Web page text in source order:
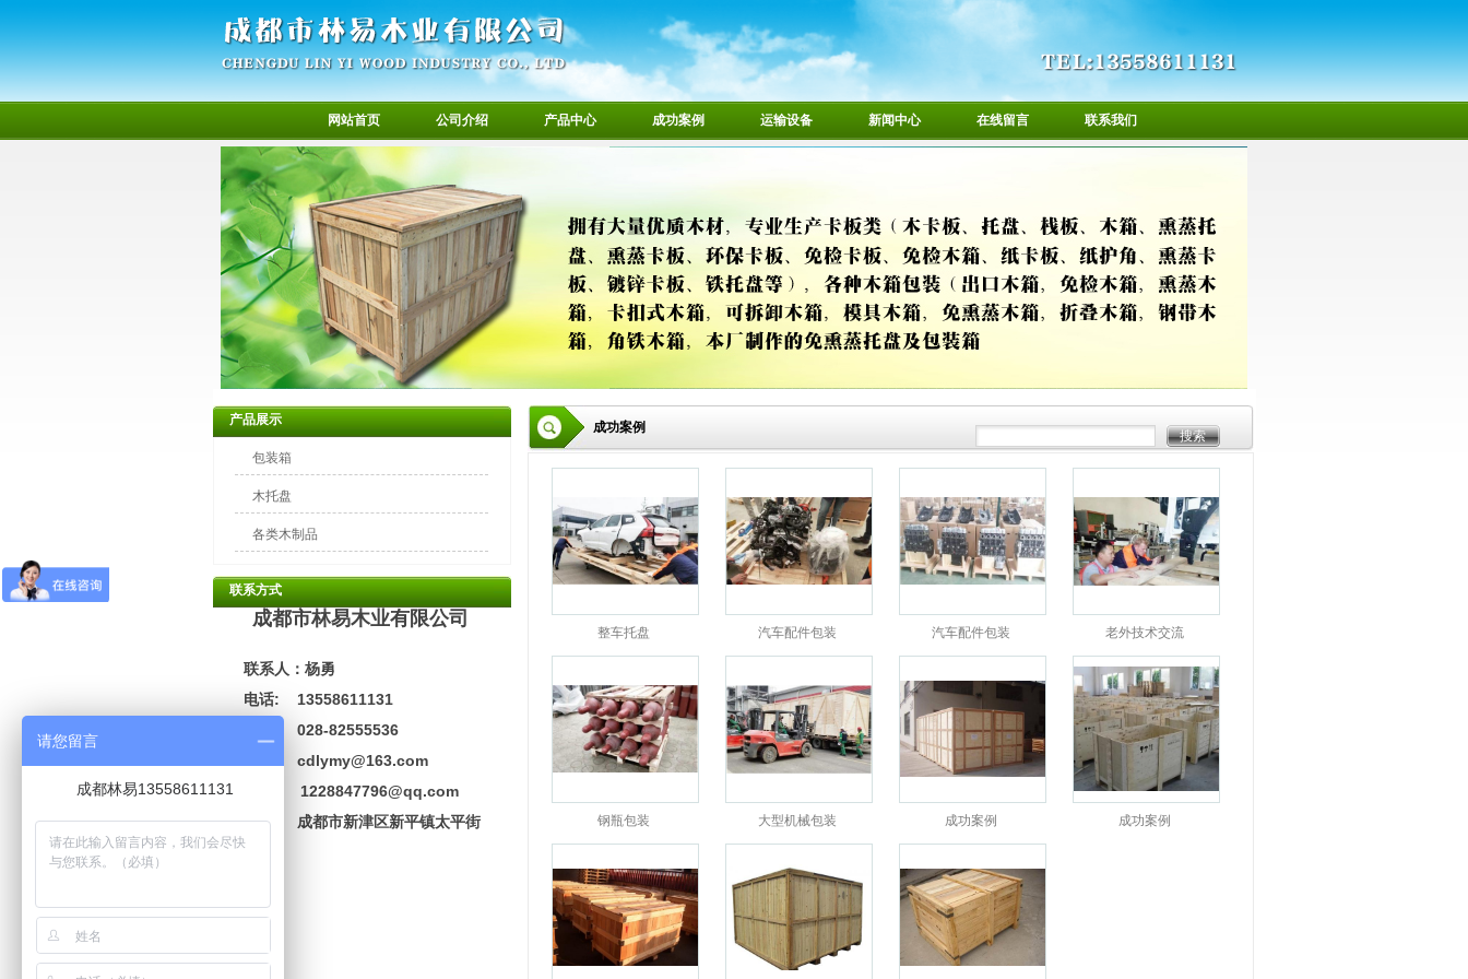
网站首页 公司介绍 产品中心 成功案例 运输设备 新闻中心 在线留言 联系我们
产品展示
包装箱
木托盘
各类木制品
联系方式
成都市林易木业有限公司
联系人：杨勇
电话: 13558611131
座机: 028-82555536
邮箱: cdlymy@163.com
1228847796@qq.com
地址: 成都市新津区新平镇太平街
成功案例
整车托盘 汽车配件包装 汽车配件包装 老外技术交流
钢瓶包装 大型机械包装 成功案例 成功案例
请您留言
成都林易13558611131